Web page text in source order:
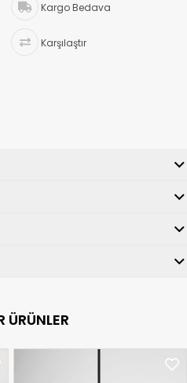
Kargo Bedava
Karşılaştır
ÜRÜNLER